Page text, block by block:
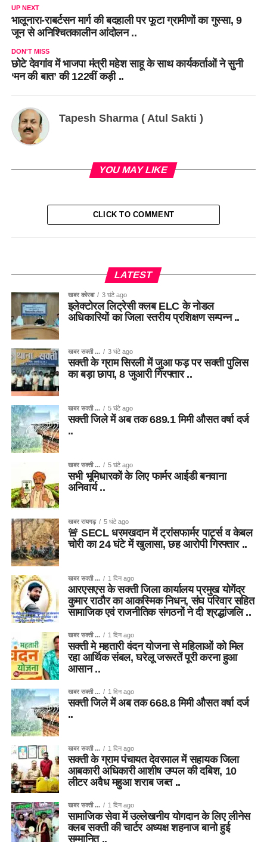
UP NEXT
भालूनारा-राबर्टसन मार्ग की बदहाली पर फूटा ग्रामीणों का गुस्सा, 9
जून से अनिश्चितकालीन आंदोलन ..
DON'T MISS
छोटे देवगांव में भाजपा मंत्री महेश साहू के साथ कार्यकर्ताओं ने सुनी
‘मन की बात’ की 122वीं कड़ी ..
Tapesh Sharma ( Atul Sakti )
YOU MAY LIKE
CLICK TO COMMENT
LATEST
खबर कोरबा 3 घंटे ago
इलेक्टोरल लिट्रेसी क्लब ELC के नोडल
अधिकारियों का जिला स्तरीय प्रशिक्षण सम्पन्न ..
खबर सक्ती ... 3 घंटे ago
सक्ती के ग्राम सिरली में जुआ फड़ पर सक्ती पुलिस
का बड़ा छापा, 8 जुआरी गिरफ्तार ..
खबर सक्ती ... 5 घंटे ago
सक्ती जिले में अब तक 689.1 मिमी औसत वर्षा दर्ज
..
खबर सक्ती ... 5 घंटे ago
सभी भूमिधारकों के लिए फार्मर आईडी बनवाना
अनिवार्य ..
खबर रायगढ़ 5 घंटे ago
🚨 SECL धरमखदान में ट्रांसफार्मर पार्ट्स व केबल
चोरी का 24 घंटे में खुलासा, छह आरोपी गिरफ्तार ..
खबर सक्ती ... 1 दिन ago
आरएसएस के सक्ती जिला कार्यालय प्रमुख योगेंद्र
कुमार राठौर का आकस्मिक निधन, संघ परिवार सहित
सामाजिक एवं राजनीतिक संगठनों ने दी श्रद्धांजलि ..
खबर सक्ती ... 1 दिन ago
सक्ती मे महतारी वंदन योजना से महिलाओं को मिल
रहा आर्थिक संबल, घरेलू जरूरतें पूरी करना हुआ
आसान ..
खबर सक्ती ... 1 दिन ago
सक्ती जिले में अब तक 668.8 मिमी औसत वर्षा दर्ज
..
खबर सक्ती ... 1 दिन ago
सक्ती के ग्राम पंचायत देवरमाल में सहायक जिला
आबकारी अधिकारी आशीष उप्पल की दबिश, 10
लीटर अवैध महुआ शराब जब्त ..
खबर सक्ती ... 1 दिन ago
सामाजिक सेवा में उल्लेखनीय योगदान के लिए लीनेस
क्लब सक्ती की चार्टर अध्यक्ष शहनाज बानो हुई
सम्मानित ..